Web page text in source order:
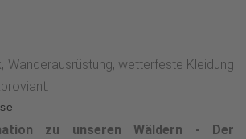
Wanderausrüstung, wetterfeste Kleidung
zu unseren Wäldern - Der